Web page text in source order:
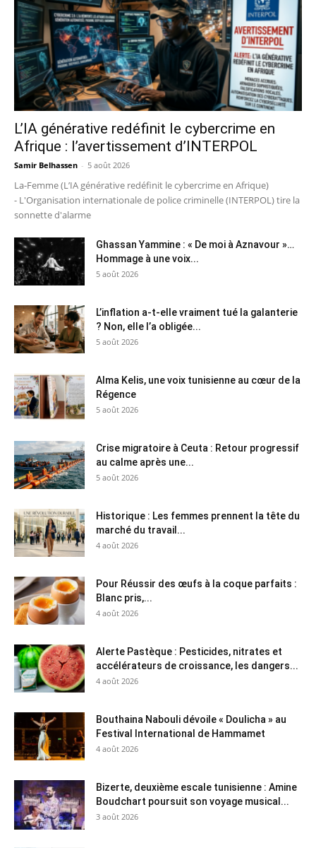
L’IA générative redéfinit le cybercrime en
Afrique : l’avertissement d’INTERPOL
Samir Belhassen - 5 août 2026
La-Femme (L’IA générative redéfinit le cybercrime en Afrique)
- L'Organisation internationale de police criminelle (INTERPOL) tire la
sonnette d'alarme
Ghassan Yammine : « De moi à Aznavour »…
Hommage à une voix...
5 août 2026
L’inflation a-t-elle vraiment tué la galanterie
? Non, elle l’a obligée...
5 août 2026
Alma Kelis, une voix tunisienne au cœur de la
Régence
5 août 2026
Crise migratoire à Ceuta : Retour progressif
au calme après une...
5 août 2026
Historique : Les femmes prennent la tête du
marché du travail...
4 août 2026
Pour Réussir des œufs à la coque parfaits :
Blanc pris,...
4 août 2026
Alerte Pastèque : Pesticides, nitrates et
accélérateurs de croissance, les dangers...
4 août 2026
Bouthaina Nabouli dévoile « Doulicha » au
Festival International de Hammamet
4 août 2026
Bizerte, deuxième escale tunisienne : Amine
Boudchart poursuit son voyage musical...
3 août 2026